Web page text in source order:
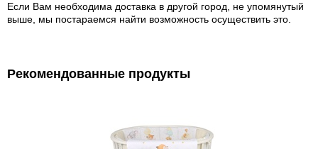
Если Вам необходима доставка в другой город, не упомянутый
выше, мы постараемся найти возможность осуществить это.
Рекомендованные продукты